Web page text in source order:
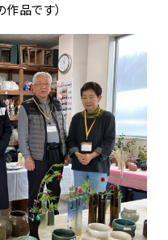
品です）